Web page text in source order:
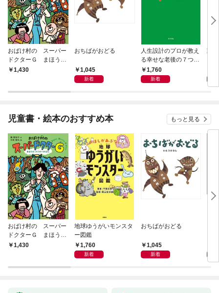
おばけ村の スーパー
ドクターＧ まほう
の ドクターかばん
1,430
おちばがおどる
1,045
新着
人生設計のプロが教え
る幸せな老後の７つの
条件1,760
新着
動
獣
児童書・絵本のおすすめ本 もっと見る
おばけ村の スーパー
ドクターＧ まほう
の ドクターかばん
1,430
地球ゆうがいモンスタ
ー図鑑
1,760
新着
おちばがおどる
1,045
新着